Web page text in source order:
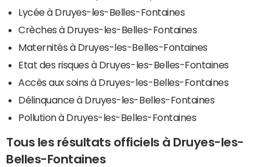
Lycée à Druyes-les-Belles-Fontaines
Crèches à Druyes-les-Belles-Fontaines
Maternités à Druyes-les-Belles-Fontaines
Etat des risques à Druyes-les-Belles-Fontaines
Accès aux soins à Druyes-les-Belles-Fontaines
Délinquance à Druyes-les-Belles-Fontaines
Pollution à Druyes-les-Belles-Fontaines
Tous les résultats officiels à Druyes-les-
Belles-Fontaines